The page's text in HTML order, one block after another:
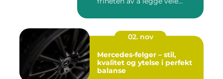
02. nov
Mercedes-felger – stil,
kvalitet og ytelse i perfekt
balanse